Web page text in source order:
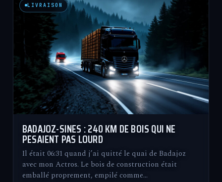
LIVRAISON
BADAJOZ-SINES : 240 KM DE BOIS QUI NE
PESAIENT PAS LOURD
Il était 06:31 quand j’ai quitté le quai de Badajoz
avec mon Actros. Le bois de construction était
emballé proprement, empilé comme…